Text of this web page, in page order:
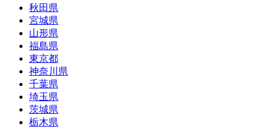
秋田県
宮城県
山形県
福島県
東京都
神奈川県
千葉県
埼玉県
茨城県
栃木県